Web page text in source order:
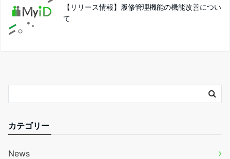
【リリース情報】履修管理機能の機能改善につい
て
カテゴリー
News